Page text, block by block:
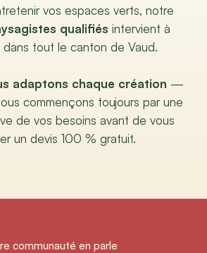
vos espaces verts, notre
qualifiés intervient à
tout le canton de Vaud.
adaptons chaque création —
commençons toujours par une
de vos besoins avant de vous
un devis 100 % gratuit.
communauté en parle